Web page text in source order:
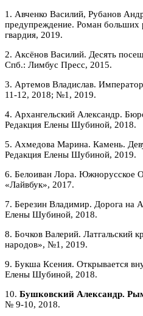
1. Авченко Василий, Рубанов
предупреждение. Роман
гвардия, 2019.
2. Аксёнов Василий. Десять
Спб.: Лимбус Пресс, 2015.
3. Артемов Владислав.
11-12, 2018; №1, 2019.
4. Архангельский Александр.
Редакция Елены Шубиной, 2018.
5. Ахмедова Марина. Камень.
Редакция Елены Шубиной, 2019.
6. Белоиван Лора. Южнорусское
«Лайвбук», 2017.
7. Березин Владимир. Дорога на
Елены Шубиной, 2018.
8. Бочков Валерий. Латгальский
народов», №1, 2019.
9. Букша Ксения. Открывается
Елены Шубиной, 2018.
10. Бушковский Александр.
№ 9-10, 2018.